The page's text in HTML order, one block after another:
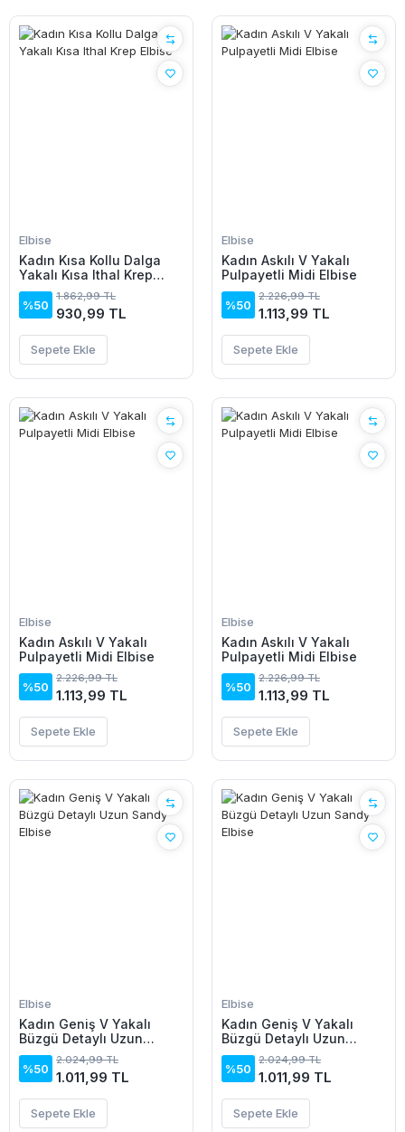
Elbise
Kadın Kısa Kollu Dalga
Yakalı Kısa Ithal Krep
Elbise
%50
1.862,99 TL
930,99 TL
Sepete Ekle
Elbise
Kadın Askılı V Yakalı
Pulpayetli Midi Elbise
%50
2.226,99 TL
1.113,99 TL
Sepete Ekle
Elbise
Kadın Askılı V Yakalı
Pulpayetli Midi Elbise
%50
2.226,99 TL
1.113,99 TL
Sepete Ekle
Elbise
Kadın Askılı V Yakalı
Pulpayetli Midi Elbise
%50
2.226,99 TL
1.113,99 TL
Sepete Ekle
Elbise
Kadın Geniş V Yakalı
Büzgü Detaylı Uzun
Sandy Elbise
%50
2.024,99 TL
1.011,99 TL
Sepete Ekle
Elbise
Kadın Geniş V Yakalı
Büzgü Detaylı Uzun
Sandy Elbise
%50
2.024,99 TL
1.011,99 TL
Sepete Ekle